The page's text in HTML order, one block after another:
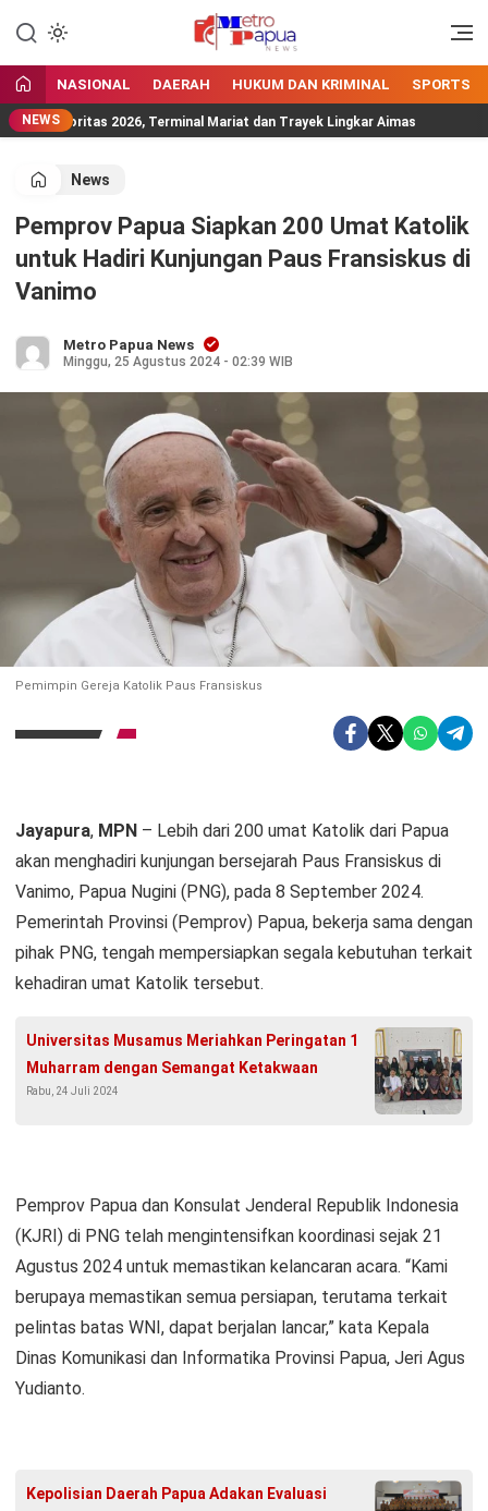
MetroPapua News
Jangan Gentar Bicara Benar
NASIONAL DAERAH HUKUM DAN KRIMINAL SPORTS
NEWS
Prioritas 2026, Terminal Mariat dan Trayek Lingkar Aimas
News
Pemprov Papua Siapkan 200 Umat Katolik
untuk Hadiri Kunjungan Paus Fransiskus di
Vanimo
Metro Papua News
Minggu, 25 Agustus 2024 - 02:39 WIB
Pemimpin Gereja Katolik Paus Fransiskus
Jayapura, MPN – Lebih dari 200 umat Katolik dari Papua
akan menghadiri kunjungan bersejarah Paus Fransiskus di
Vanimo, Papua Nugini (PNG), pada 8 September 2024.
Pemerintah Provinsi (Pemprov) Papua, bekerja sama dengan
pihak PNG, tengah mempersiapkan segala kebutuhan terkait
kehadiran umat Katolik tersebut.
Universitas Musamus Meriahkan Peringatan 1
Muharram dengan Semangat Ketakwaan
Rabu, 24 Juli 2024
Pemprov Papua dan Konsulat Jenderal Republik Indonesia
(KJRI) di PNG telah mengintensifkan koordinasi sejak 21
Agustus 2024 untuk memastikan kelancaran acara. “Kami
berupaya memastikan semua persiapan, terutama terkait
pelintas batas WNI, dapat berjalan lancar,” kata Kepala
Dinas Komunikasi dan Informatika Provinsi Papua, Jeri Agus
Yudianto.
Kepolisian Daerah Papua Adakan Evaluasi